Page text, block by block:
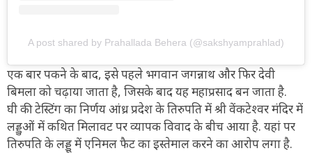
A post shared by Prahallada Behera (@sakshyamprahlad)
एक बार पकने के बाद, इसे पहले भगवान जगन्नाथ और फिर देवी
बिमला को चढ़ाया जाता है, जिसके बाद यह महाप्रसाद बन जाता है.
घी की टेस्टिंग का निर्णय आंध्र प्रदेश के तिरुपति में श्री वेंकटेश्वर मंदिर में
लड्डुओं में कथित मिलावट पर व्यापक विवाद के बीच आया है. यहां पर
तिरुपति के लड्डू में एनिमल फैट का इस्तेमाल करने का आरोप लगा है.